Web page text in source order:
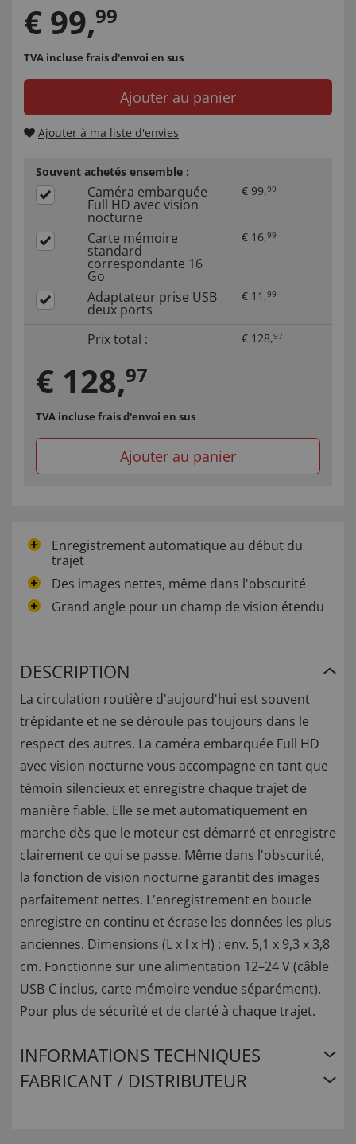
€ 99,99
TVA incluse frais d'envoi en sus
Ajouter au panier
Ajouter à ma liste d'envies
Souvent achetés ensemble :
Caméra embarquée
Full HD avec vision
nocturne
€ 99,99
Carte mémoire
standard
correspondante 16
Go
€ 16,99
Adaptateur prise USB
deux ports
€ 11 ,99
Prix total : € 128,97
€ 128,97
TVA incluse frais d'envoi en sus
Ajouter au panier
Enregistrement automatique au début du
trajet
Des images nettes, même dans l'obscurité
Grand angle pour un champ de vision étendu
DESCRIPTION
La circulation routière d'aujourd'hui est souvent
trépidante et ne se déroule pas toujours dans le
respect des autres. La caméra embarquée Full HD
avec vision nocturne vous accompagne en tant que
témoin silencieux et enregistre chaque trajet de
manière fiable. Elle se met automatiquement en
marche dès que le moteur est démarré et enregistre
clairement ce qui se passe. Même dans l'obscurité,
la fonction de vision nocturne garantit des images
parfaitement nettes. L'enregistrement en boucle
enregistre en continu et écrase les données les plus
anciennes. Dimensions (L x l x H) : env. 5,1 x 9,3 x 3,8
cm. Fonctionne sur une alimentation 12–24 V (câble
USB-C inclus, carte mémoire vendue séparément).
Pour plus de sécurité et de clarté à chaque trajet.
INFORMATIONS TECHNIQUES
FABRICANT / DISTRIBUTEUR